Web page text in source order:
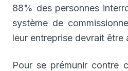
88% des personnes
système de
leur entreprise devrait être
Pour se prémunir contre